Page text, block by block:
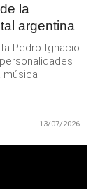
la
argentina
Pedro Ignacio
música
13/07/2026